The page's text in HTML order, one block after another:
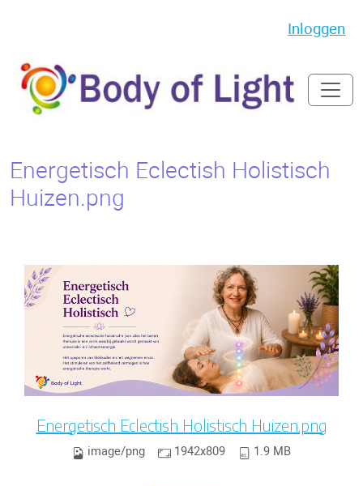
Inloggen
Energetisch Eclectish Holistisch
Huizen.png
Energetisch Eclectish Holistisch Huizen.png
image/png 1942x809 1.9 MB